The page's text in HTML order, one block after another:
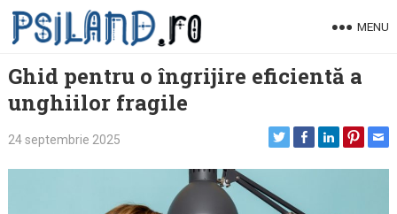
Skip
MENU
Ghid pentru o îngrijire eficientă a
unghiilor fragile
24 septembrie 2025